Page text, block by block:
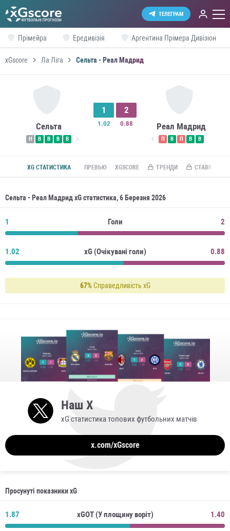
ТЕЛЕГРАМ
Прімейра Ередивізія Аргентина Прімера Дивізіон
xGscore Ла Ліга Сельта - Реал Мадрид
Сельта
Н В В В В
1
1.02
2
0.88 Реал Мадрид
П В П В В
XG СТАТИСТИКА ПРЕВЬЮ XGSCORE ТРЕНДИ СТАВКИ ПО
Сельта - Реал Мадрид xG статистика, 6 Березня 2026
1 Голи 2
1.02 xG (Очікувані голи) 0.88
67%Справедливість xG
Наш X
xG статистика топових футбольних матчів
x.com/xGscore
Просунуті показники xG
1.87 xGOT (У площину воріт) 1.40